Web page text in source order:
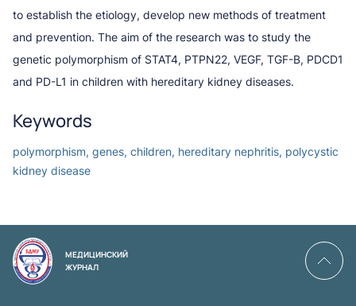
to establish the etiology, develop new methods of treatment
and prevention. The aim of the research was to study the
genetic polymorphism of STAT4, PTPN22, VEGF, TGF-B, PDCD1
and PD-L1 in children with hereditary kidney diseases.
Keywords
polymorphism, genes, children, hereditary nephritis, polycystic
kidney disease
МЕДИЦИНСКИЙ
ЖУРНАЛ